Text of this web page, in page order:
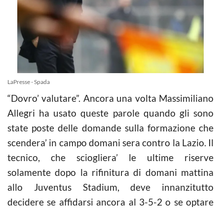
LaPresse - Spada
“Dovro’ valutare”. Ancora una volta Massimiliano
Allegri ha usato queste parole quando gli sono
state poste delle domande sulla formazione che
scendera’ in campo domani sera contro la Lazio. Il
tecnico, che sciogliera’ le ultime riserve
solamente dopo la rifinitura di domani mattina
allo Juventus Stadium, deve innanzitutto
decidere se affidarsi ancora al 3-5-2 o se optare